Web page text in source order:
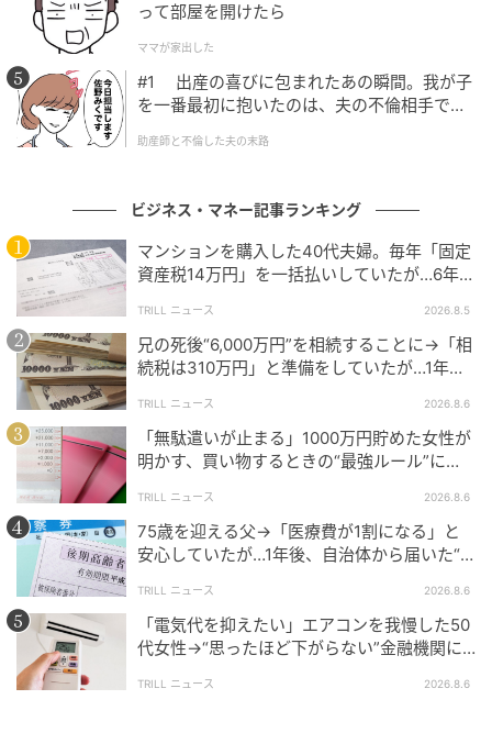
Surfaceの導入を検討している企業にとって、実務とサ
ステナビリティを結びつけやすい選択肢です。
桜つなぐリース for Surfaceの紹介でした。
Q. 桜つなぐリース for Surfaceはどのような
サービスですか？
A. 桜つなぐリース for Surfaceは、JECCのリースで
Surfaceを導入すると、リース料総額の一部が桜ライン
311へ寄付される寄付型リースサービスです。
Q. 利用企業に追加費用はかかりますか？
A. 桜つなぐリース for Surfaceは、リース料以外の追加
費用が不要です。
Q. 寄付の手続きは企業側で対応する必要があ
りますか？
A. JECCが寄付に関わる事務手続きを代行するため、利
って部屋を開けたら
ママが家出した
#1 出産の喜びに包まれたあの瞬間。我が子
を一番最初に抱いたのは、夫の不倫相手でし
助産師と不倫した夫の末路
ビジネス・マネー記事ランキング
マンションを購入した40代夫婦。毎年「固定
資産税14万円」を一括払いしていたが…6年
TRILL ニュース 2026.8.5
兄の死後“6,000万円”を相続することに→「相
続税は310万円」と準備をしていたが…1年
TRILL ニュース 2026.8.6
「無駄遣いが止まる」1000万円貯めた女性が
明かす、買い物するときの“最強ルール”に
TRILL ニュース 2026.8.6
75歳を迎える父→「医療費が1割になる」と
安心していたが…1年後、自治体から届いた“1
TRILL ニュース 2026.8.6
「電気代を抑えたい」エアコンを我慢した50
代女性→“思ったほど下がらない”金融機関に
TRILL ニュース 2026.8.6